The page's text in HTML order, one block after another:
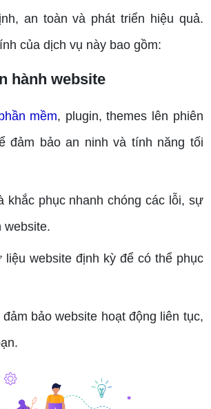
an toàn và phát triển hiệu quả.
của dịch vụ này bao gồm:
hành website
mềm, plugin, themes lên phiên
đảm bảo an ninh và tính năng tối
phục nhanh chóng các lỗi, sự
website.
website định kỳ để có thể phục
bảo website hoạt động liên tục,